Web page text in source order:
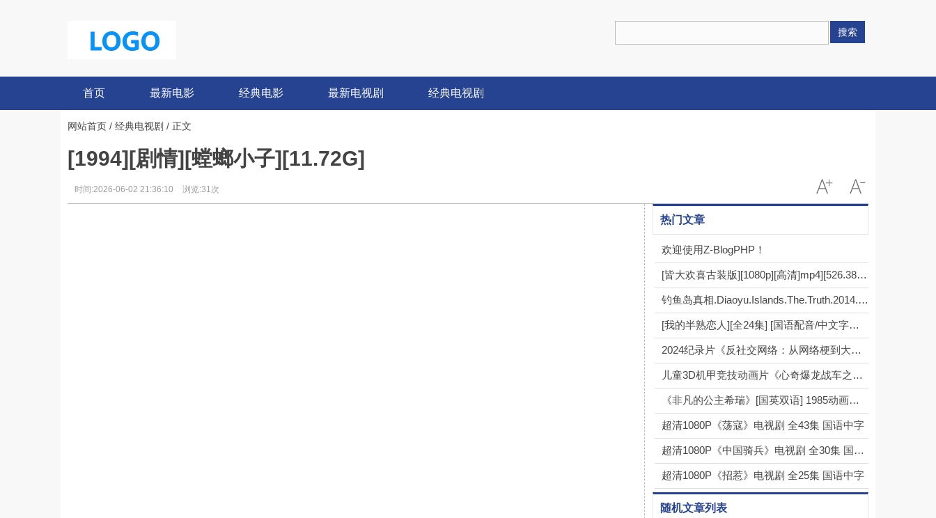
搜索
首页 最新电影 经典电影 最新电视剧 经典电视剧
网站首页 / 经典电视剧 / 正文
[1994][剧情][螳螂小子][11.72G]
时间:2026-06-02 21:36:10 浏览:31次
热门文章
欢迎使用Z-BlogPHP！
[皆大欢喜古装版][1080p][高清]mp4][526.38g][每集1.4g][2001年] [粤语中字]
钓鱼岛真相.Diaoyu.Islands.The.Truth.2014.HDTV.720P.X264.AAC-NCCX
[我的半熟恋人][全24集] [国语配音/中文字幕][1080P]
2024纪录片《反社交网络：从网络梗到大灾祸》1080p.BD中英双字
儿童3D机甲竞技动画片《心奇爆龙战车之驯龙斗士》全26集下载 mp4高清720p
《非凡的公主希瑞》[国英双语] 1985动画（全92集）
超清1080P《荡寇》电视剧 全43集 国语中字
超清1080P《中国骑兵》电视剧 全30集 国语中字
超清1080P《招惹》电视剧 全25集 国语中字
随机文章列表